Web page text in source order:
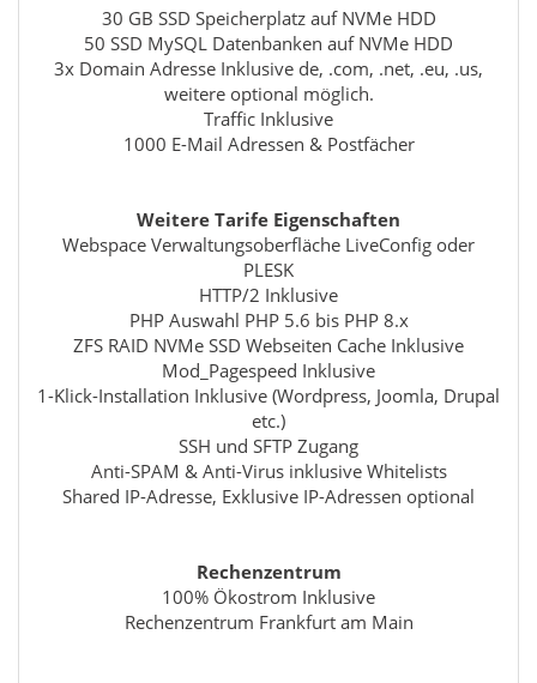
30 GB SSD Speicherplatz auf NVMe HDD
50 SSD MySQL Datenbanken auf NVMe HDD
3x Domain Adresse Inklusive de, .com, .net, .eu, .us,
weitere optional möglich.
Traffic Inklusive
1000 E-Mail Adressen & Postfächer
Weitere Tarife Eigenschaften
Webspace Verwaltungsoberfläche LiveConfig oder
PLESK
HTTP/2 Inklusive
PHP Auswahl PHP 5.6 bis PHP 8.x
ZFS RAID NVMe SSD Webseiten Cache Inklusive
Mod_Pagespeed Inklusive
1-Klick-Installation Inklusive (Wordpress, Joomla, Drupal
etc.)
SSH und SFTP Zugang
Anti-SPAM & Anti-Virus inklusive Whitelists
Shared IP-Adresse, Exklusive IP-Adressen optional
Rechenzentrum
100% Ökostrom Inklusive
Rechenzentrum Frankfurt am Main